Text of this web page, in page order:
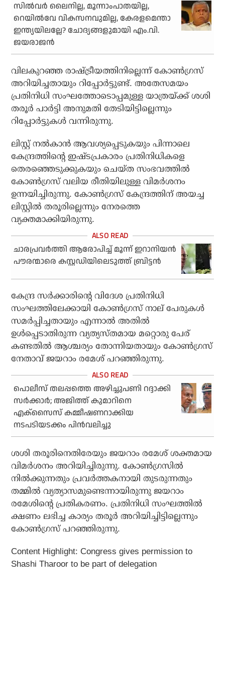
സില്‍വര്‍ ലൈനില്ല, മൂന്നാംപാതയില്ല,
റെയില്‍വേ വികസനവുമില്ല, കേരളമെന്താ
ഇന്ത്യയിലല്ലേ? ചോദ്യങ്ങളുമായി എം.വി.
ജയരാജന്‍
വിലകുറഞ്ഞ രാഷ്ട്രീയത്തിനില്ലെന്ന് കോണ്‍ഗ്രസ്
അറിയിച്ചതായും റിപ്പോര്‍ട്ടുണ്ട്. അതേസമയം
പ്രതിനിധി സംഘത്തോടൊപ്പമുള്ള യാത്രയ്ക്ക് ശശി
തരൂര്‍ പാര്‍ട്ടി അനുമതി തേടിയിട്ടില്ലെന്നും
റിപ്പോര്‍ട്ടുകള്‍ വന്നിരുന്നു.
ലിസ്റ്റ് നല്‍കാന്‍ ആവശ്യപ്പെടുകയും പിന്നാലെ
കേന്ദ്രത്തിന്റെ ഇഷ്ടപ്രകാരം പ്രതിനിധികളെ
തെരഞ്ഞെടുക്കുകയും ചെയ്ത സംഭവത്തില്‍
കോണ്‍ഗ്രസ് വലിയ രീതിയിലുള്ള വിമര്‍ശനം
ഉന്നയിച്ചിരുന്നു. കോണ്‍ഗ്രസ് കേന്ദ്രത്തിന് അയച്ച
ലിസ്റ്റില്‍ തരൂരില്ലെന്നും നേരത്തെ
വ്യക്തമാക്കിയിരുന്നു.
ചാരപ്രവര്‍ത്തി ആരോപിച്ച് മൂന്ന് ഇറാനിയന്‍
പൗരന്മാരെ കസ്റ്റഡിയിലെടുത്ത് ബ്രിട്ടന്‍
കേന്ദ്ര സര്‍ക്കാരിന്റെ വിദേശ പ്രതിനിധി
സംഘത്തിലേക്കായി കോണ്‍ഗ്രസ് നാല് പേരുകള്‍
സമര്‍പ്പിച്ചതായും എന്നാല്‍ അതില്‍
ഉള്‍പ്പെടാതിരുന്ന വ്യത്യസ്തമായ മറ്റൊരു പേര്
കണ്ടതില്‍ ആശ്ചര്യം തോന്നിയതായും കോണ്‍ഗ്രസ്
നേതാവ് ജയറാം രമേശ് പറഞ്ഞിരുന്നു.
പൊലീസ് തലപ്പത്തെ അഴിച്ചുപണി റദ്ദാക്കി
സര്‍ക്കാര്‍; അജിത്ത് കുമാറിനെ
എക്‌സൈസ് കമ്മീഷണറാക്കിയ
നടപടിയടക്കം പിന്‍വലിച്ചു
ശശി തരൂരിനെതിരേയും ജയറാം രമേശ് ശക്തമായ
വിമര്‍ശനം അറിയിച്ചിരുന്നു. കോണ്‍ഗ്രസില്‍
നില്‍ക്കുന്നതും പ്രവര്‍ത്തകനായി തുടരുന്നതും
തമ്മില്‍ വ്യത്യാസമുണ്ടെന്നായിരുന്നു ജയറാം
രമേശിന്റെ പ്രതികരണം. പ്രതിനിധി സംഘത്തില്‍
ക്ഷണം ലഭിച്ച കാര്യം തരൂര്‍ അറിയിച്ചിട്ടില്ലെന്നും
കോണ്‍ഗ്രസ് പറഞ്ഞിരുന്നു.
Content Highlight: Congress gives permission to
Shashi Tharoor to be part of delegation